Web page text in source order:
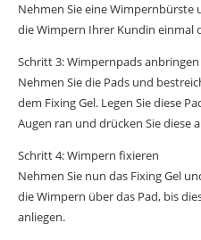
Nehmen Sie eine Wimpernbürste
die Wimpern Ihrer Kundin einmal
Schritt 3: Wimpernpads anbringen
Nehmen Sie die Pads und
dem Fixing Gel. Legen Sie diese
Augen ran und drücken Sie diese
Schritt 4: Wimpern fixieren
Nehmen Sie nun das Fixing Gel
die Wimpern über das Pad, bis
anliegen.